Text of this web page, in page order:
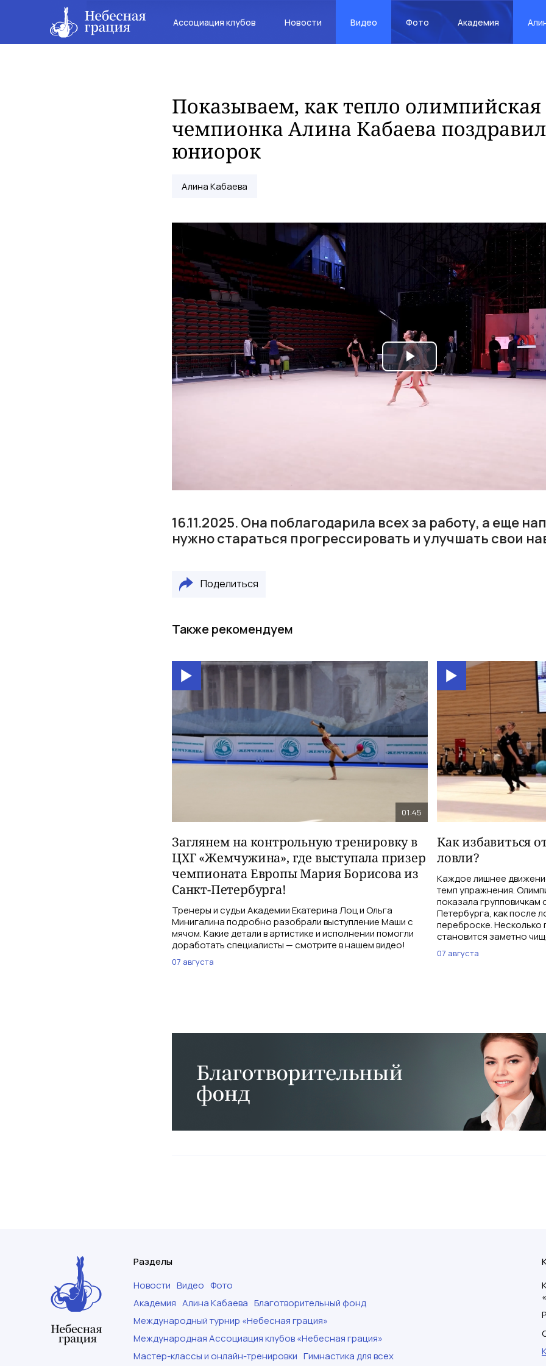
Ассоциация клубов Новости Видео Фото Академия
Показываем, как тепло олимпийская
чемпионка Алина Кабаева
юниорок
Алина Кабаева
Play
Video
16.11.2025. Она поблагодарила всех за работу, а еще
нужно стараться прогрессировать и улучшать свои
Поделиться
Также рекомендуем
01:45
Заглянем на контрольную тренировку в
ЦХГ «Жемчужина», где выступала призер
чемпионата Европы Мария Борисова из
Санкт-Петербурга!
Тренеры и судьи Академии Екатерина Лоц и Ольга
Минигалина подробно разобрали выступление Маши с
мячом. Какие детали в артистике и исполнении помогли
доработать специалисты — смотрите в нашем видео!
07 августа
Как избавиться
ловли?
Каждое лишнее
темп упражнения.
показала групповичкам
Петербурга, как после
переброске. Несколько
становится заметно
07 августа
Разделы
Новости Видео Фото
Академия Алина Кабаева Благотворительный фонд
Международный турнир «Небесная грация»
Международная Ассоциация клубов «Небесная грация»
Мастер-классы и онлайн-тренировки Гимнастика для всех